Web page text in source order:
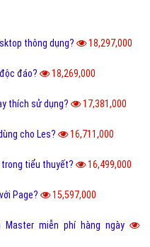
thông dụng? 18,297,000
đáo? 18,269,000
thích sử dụng? 17,381,000
cho Les? 16,711,000
trong tiểu thuyết? 16,499,000
Page? 15,597,000
miễn phí hàng ngày